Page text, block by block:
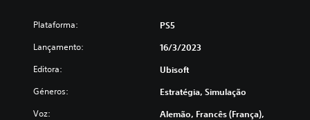
Plataforma: PS5
Lançamento: 16/3/2023
Editora: Ubisoft
Géneros: Estratégia, Simulação
Voz:
Alemão, Francês (França),